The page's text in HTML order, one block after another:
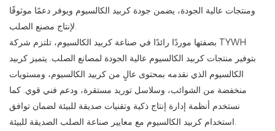
ومنتجات عالية الجودة، يضمن جودة كربيد الكالسيوم ويوفر دعمًا موثوقًا
لإنتاج مصنع الصلب.
بصفتها موردًا رائدًا في صناعة كربيد الكالسيوم، تلتزم شركة TYWH
بتوفير منتجات كربيد الكالسيوم عالية الجودة لمصانع الصلب. يتميز كربيد
الكالسيوم الذي نقدمه بمحتوى عالٍ من كربيد الكالسيوم، ومستويات
منخفضة من الشوائب، وسلاسل توريد مستقرة، ودعم فني قوي. كما
نستخدم أنظمة إدارة إنتاج ذكية وتقنيات صديقة للبيئة لضمان توافق
استخدام كربيد الكالسيوم مع معايير صناعة الصلب الصديقة للبيئة.